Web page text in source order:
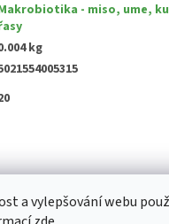
a vylepšování webu
- miso, ume,
kg